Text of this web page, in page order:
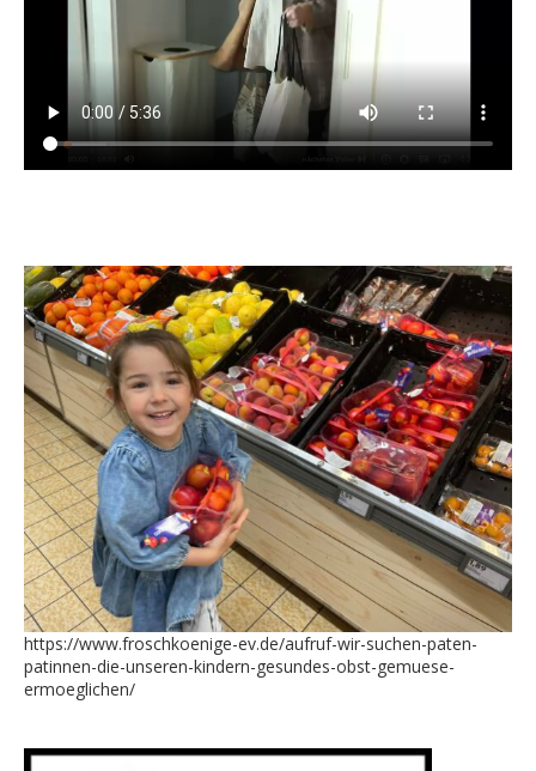
https://www.froschkoenige-ev.de/aufruf-wir-suchen-paten-
patinnen-die-unseren-kindern-gesundes-obst-gemuese-
ermoeglichen/